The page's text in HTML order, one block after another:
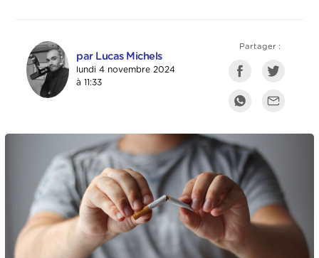
par Lucas Michels
lundi 4 novembre 2024
à 11:33
Partager :